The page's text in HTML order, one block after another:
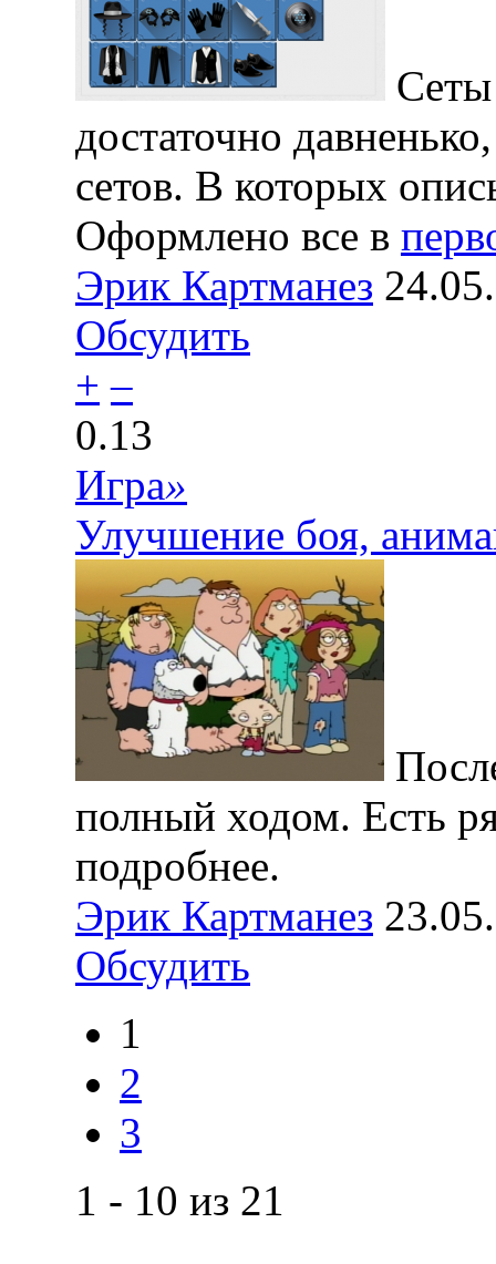
Сеты
достаточно
сетов. В которых
Оформлено все в
Эрик Картманез
Обсудить
+ –
0.13
Игра»
Улучшение боя,
полный ходом. Есть
подробнее.
Эрик Картманез
Обсудить
1
2
3
1 - 10 из 21